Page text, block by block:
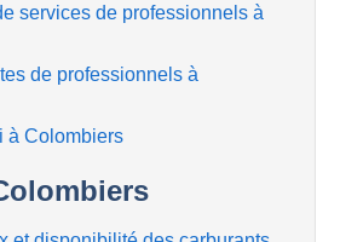
services de professionnels à
de professionnels à
à Colombiers